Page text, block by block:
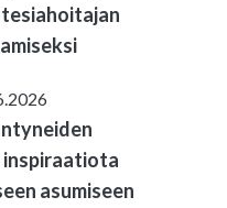
inspiraatiota
asumiseen